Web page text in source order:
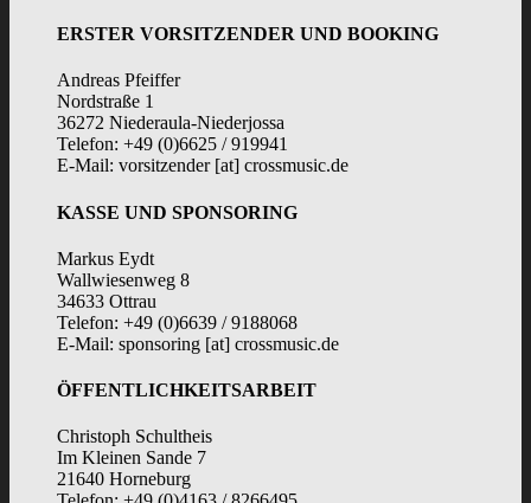
ERSTER VORSITZENDER UND BOOKING
Andreas Pfeiffer
Nordstraße 1
36272 Niederaula-Niederjossa
Telefon: +49 (0)6625 / 919941
E-Mail: vorsitzender [at] crossmusic.de
KASSE UND SPONSORING
Markus Eydt
Wallwiesenweg 8
34633 Ottrau
Telefon: +49 (0)6639 / 9188068
E-Mail: sponsoring [at] crossmusic.de
ÖFFENTLICHKEITSARBEIT
Christoph Schultheis
Im Kleinen Sande 7
21640 Horneburg